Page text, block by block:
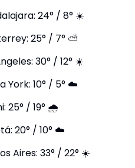
24° / 8° ☀️
25° / 7° ⛅️
30° / 12° ☀️
York: 10° / 5° ☁️
25° / 19° 🌧️
20° / 10° ☁️
Aires: 33° / 22° ☀️